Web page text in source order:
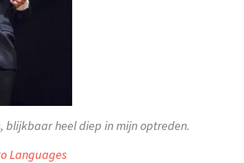
blijkbaar heel diep in mijn optreden.
Languages